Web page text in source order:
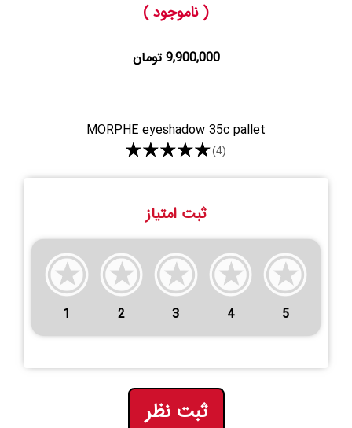
( ناموجود )
9,900,000 تومان
MORPHE eyeshadow 35c pallet
★★★★★(4)
ثبت امتیاز
1 2 3 4 5
ثبت نظر